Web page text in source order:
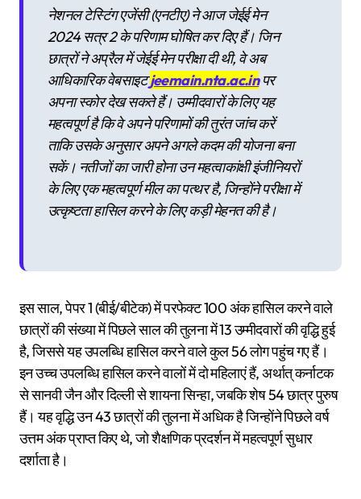
नेशनल टेस्टिंग एजेंसी (एनटीए) ने आज जेईई मेन
2024 सत्र 2 के परिणाम घोषित कर दिए हैं। जिन
छात्रों ने अप्रैल में जेईई मेन परीक्षा दी थी, वे अब
आधिकारिक वेबसाइटjeemain.nta.ac.inपर
अपना स्कोर देख सकते हैं। उम्मीदवारों के लिए यह
महत्वपूर्ण है कि वे अपने परिणामों की तुरंत जांच करें
ताकि उसके अनुसार अपने अगले कदम की योजना बना
सकें। नतीजों का जारी होना उन महत्वाकांक्षी इंजीनियरों
के लिए एक महत्वपूर्ण मील का पत्थर है, जिन्होंने परीक्षा में
उत्कृष्टता हासिल करने के लिए कड़ी मेहनत की है।
इस साल, पेपर 1 (बीई/बीटेक) में परफेक्ट 100 अंक हासिल करने वाले
छात्रों की संख्या में पिछले साल की तुलना में 13 उम्मीदवारों की वृद्धि हुई
है, जिससे यह उपलब्धि हासिल करने वाले कुल 56 लोग पहुंच गए हैं।
इन उच्च उपलब्धि हासिल करने वालों में दो महिलाएं हैं, अर्थात् कर्नाटक
से सानवी जैन और दिल्ली से शायना सिन्हा, जबकि शेष 54 छात्र पुरुष
हैं। यह वृद्धि उन 43 छात्रों की तुलना में अधिक है जिन्होंने पिछले वर्ष
उत्तम अंक प्राप्त किए थे, जो शैक्षणिक प्रदर्शन में महत्वपूर्ण सुधार
दर्शाता है।